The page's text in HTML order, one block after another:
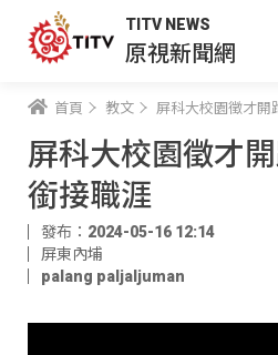
TITV NEWS
原視新聞網
首頁 教文 屏科大校園徵才開
屏科大校園徵才
銜接職涯
發布：2024-05-16 12:14
屏東內埔
palang paljaljuman